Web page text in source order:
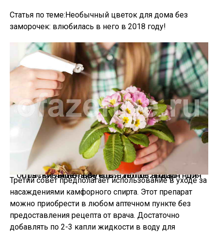
Статья по теме:Необычный цветок для дома без
заморочек: влюбилась в него в 2018 году!
Опрыскивание цветов.
Иллюстрация для статьи используется по стандартной лицензии ©ofazende.ru
Третий совет предполагает использование в уходе за
насаждениями камфорного спирта. Этот препарат
можно приобрести в любом аптечном пункте без
предоставления рецепта от врача. Достаточно
добавлять по 2-3 капли жидкости в воду для